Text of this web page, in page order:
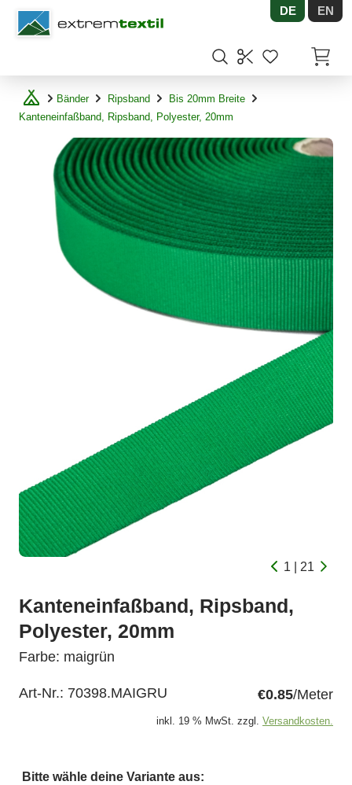
Shopware DE EN
Bänder Ripsband
Bis 20mm Breite
Kanteneinfaßband, Ripsband, Polyester, 20mm
1 | 21
Kanteneinfaßband, Ripsband,
Polyester, 20mm
Farbe: maigrün
Art-Nr.: 70398.MAIGRU €0.85/Meter
inkl. 19 % MwSt. zzgl. Versandkosten.
Bitte wähle deine Variante aus: